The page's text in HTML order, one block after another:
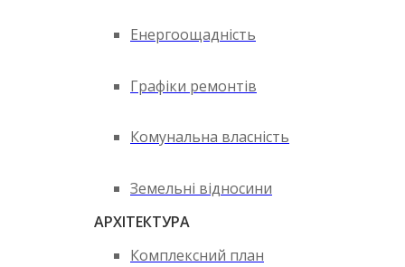
Енергоощадність
Графіки ремонтів
Комунальна власність
Земельні відносини
АРХІТЕКТУРА
Комплексний план